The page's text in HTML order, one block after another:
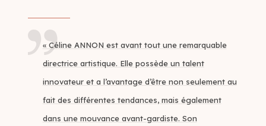
« Céline ANNON est avant tout une remarquable
directrice artistique. Elle possède un talent
innovateur et a l’avantage d’être non seulement au
fait des différentes tendances, mais également
dans une mouvance avant-gardiste. Son